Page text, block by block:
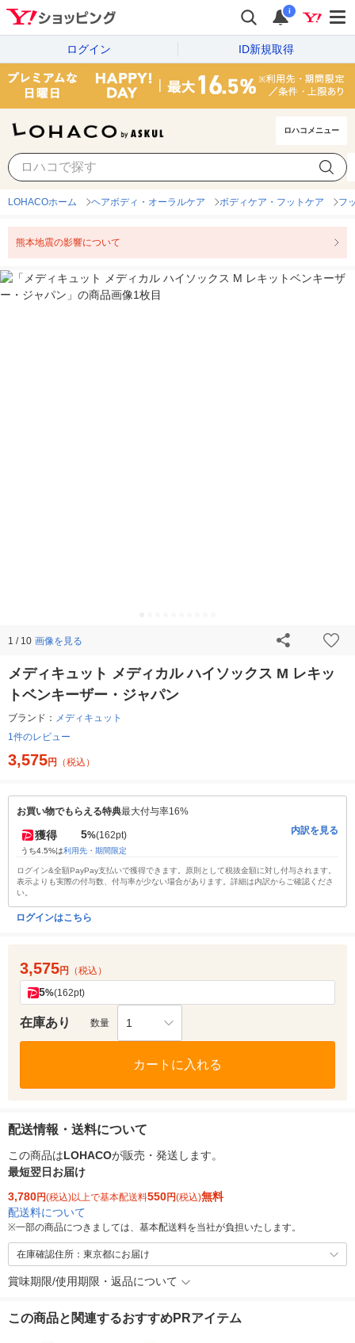
i
ログイン ID新規取得
ロハコメニュー
LOHACOホーム ヘアボディ・オーラルケア ボディケア・フットケア フ
熊本地震の影響について
1 / 10 画像を見る
メディキュット メディカル ハイソックス M レキッ
トベンキーザー・ジャパン
ブランド： メディキュット
1件のレビュー
3,575円 （税込）
お買い物でもらえる特典最大付与率16%
獲得 5%(162pt)
うち4.5%は利用先・期間限定
内訳を見る
ログイン&全額PayPay支払いで獲得できます。原則として税抜金額に対し付与されます。
表示よりも実際の付与数、付与率が少ない場合があります。詳細は内訳からご確認くださ
い。
ログインはこちら
3,575円 （税込）
5%(162pt)
在庫あり 数量 1
カートに入れる
配送情報・送料について
この商品はLOHACOが販売・発送します。
最短翌日お届け
3,780円(税込)以上で基本配送料550円(税込)無料
配送料について
※一部の商品につきましては、基本配送料を当社が負担いたします。
在庫確認住所：東京都にお届け
賞味期限/使用期限・返品について
この商品と関連するおすすめPRアイテム